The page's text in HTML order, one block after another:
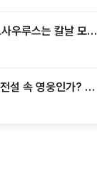
우루스는 칼날 모양
설 속 영웅인가? 아